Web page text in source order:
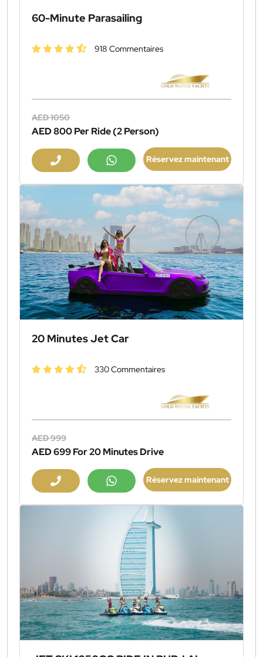
60-Minute Parasailing
918 Commentaires
AED 1050
AED 800Per Ride (2 Person)
Réservez maintenant
20 Minutes Jet Car
330 Commentaires
AED 999
AED 699For 20 Minutes Drive
Réservez maintenant